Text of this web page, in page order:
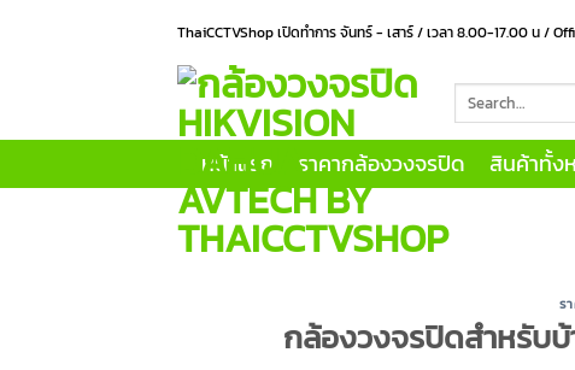
ThaiCCTVShop เปิดทำการ จันทร์ - เสาร์ / เวลา 8.00-17.00 น /
for:
หน้าแรก ราคากล้องวงจรปิด สินค้าทั้ง
ร
กล้องวงจรปิดสำหรับบ้